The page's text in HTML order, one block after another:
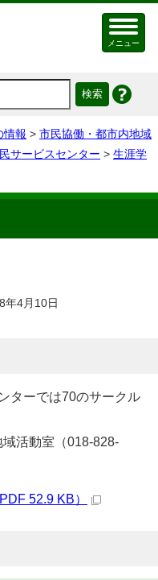
メニュー
情報 > 市民協働・都市内地域
サービスセンター > 生涯学
4月10日
ターでは70のサークル
活動室（018-828-
52.9 KB）